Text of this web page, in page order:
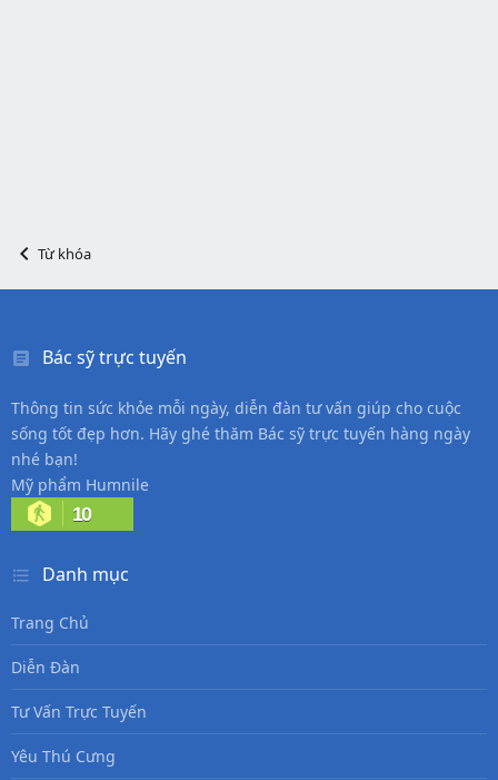
Từ khóa
Bác sỹ trực tuyến
Thông tin sức khỏe mỗi ngày, diễn đàn tư vấn giúp cho cuộc
sống tốt đẹp hơn. Hãy ghé thăm Bác sỹ trực tuyến hàng ngày
nhé bạn!
Mỹ phẩm Humnile
10
Danh mục
Trang Chủ
Diễn Đàn
Tư Vấn Trực Tuyến
Yêu Thú Cưng